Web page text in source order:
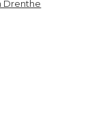
Drenthe